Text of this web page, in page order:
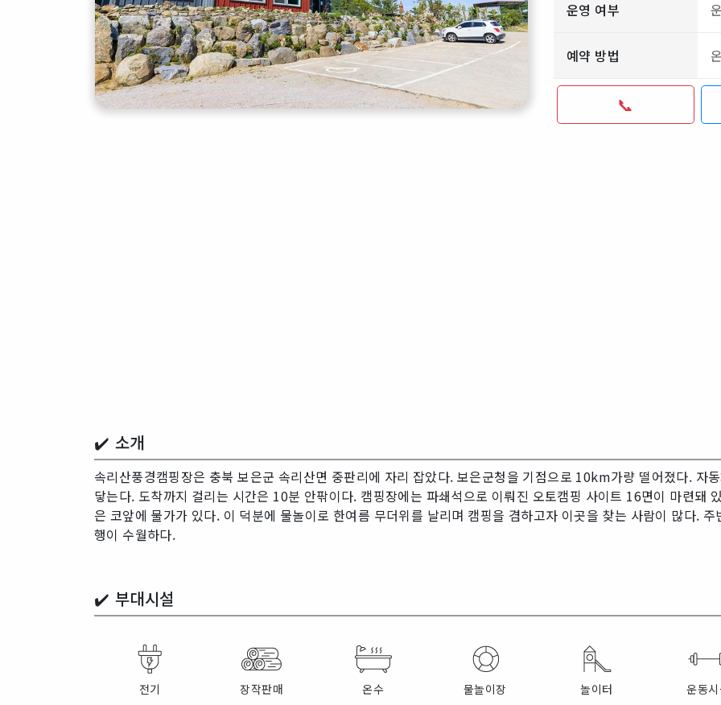
운영 여부
예약 방법
📞
✔️ 소개
속리산풍경캠핑장은 충북 보은군 속리산면 중판리에 자리 잡았다. 보은군청을 기점으로 10km가량 떨어졌다. 자
닿는다. 도착까지 걸리는 시간은 10분 안팎이다. 캠핑장에는 파쇄석으로 이뤄진 오토캠핑 사이트 16면이 마련돼
은 코앞에 물가가 있다. 이 덕분에 물놀이로 한여름 무더위를 날리며 캠핑을 겸하고자 이곳을 찾는 사람이 많다.
행이 수월하다.
✔️ 부대시설
전기 장작판매 온수 물놀이장 놀이터 운동